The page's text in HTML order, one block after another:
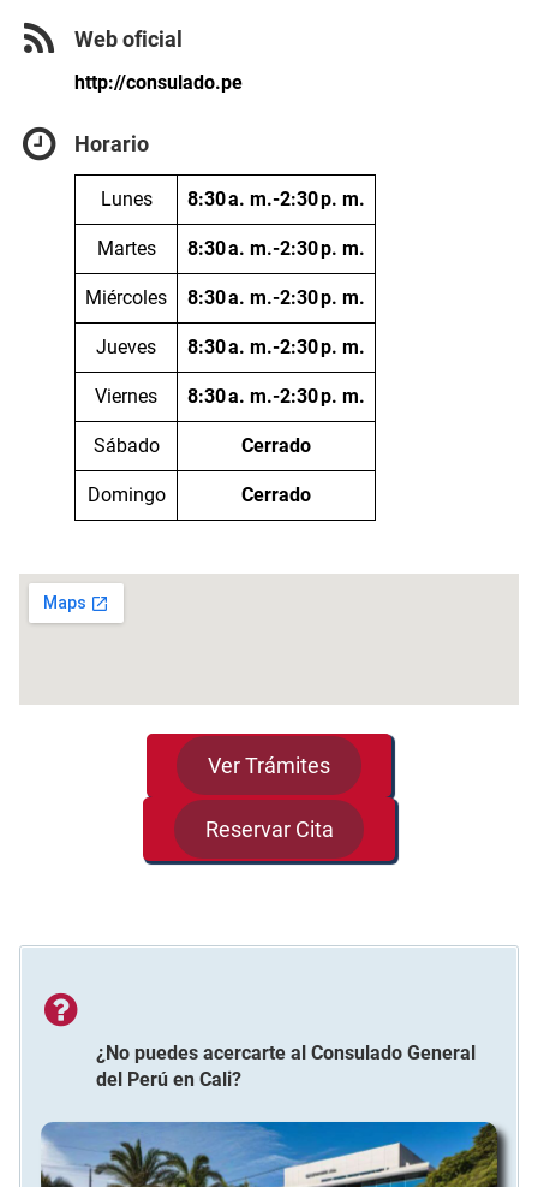
Web oficial
http://consulado.pe
Horario
Lunes 8:30 a. m.-2:30 p. m.
Martes 8:30 a. m.-2:30 p. m.
Miércoles 8:30 a. m.-2:30 p. m.
Jueves 8:30 a. m.-2:30 p. m.
Viernes 8:30 a. m.-2:30 p. m.
Sábado Cerrado
Domingo Cerrado
Ver Trámites
Reservar Cita
¿No puedes acercarte al Consulado General
del Perú en Cali?